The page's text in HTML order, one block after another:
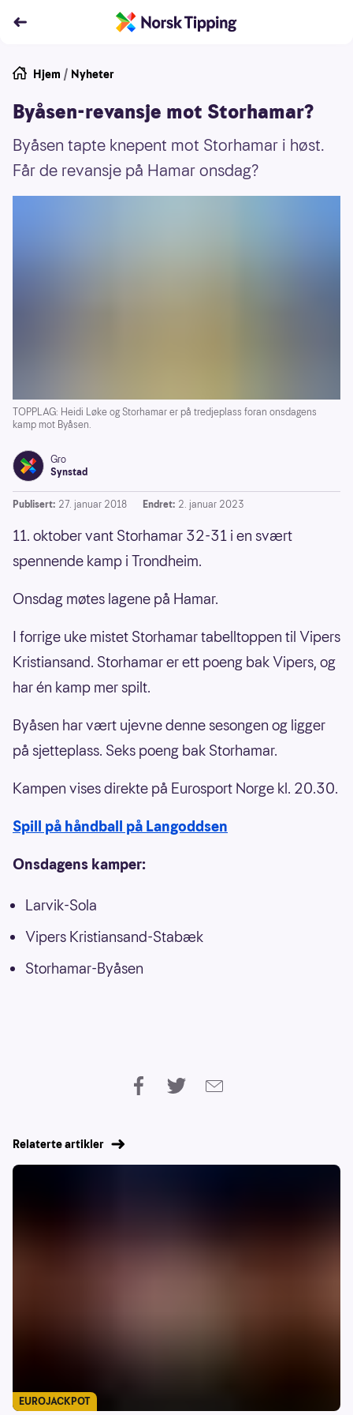
Hjem / Nyheter
Byåsen-revansje mot Storhamar?
Byåsen tapte knepent mot Storhamar i høst.
Får de revansje på Hamar onsdag?
TOPPLAG: Heidi Løke og Storhamar er på tredjeplass foran onsdagens
kamp mot Byåsen.
Gro
Synstad
Publisert: 27. januar 2018 Endret: 2. januar 2023
11. oktober vant Storhamar 32-31 i en svært
spennende kamp i Trondheim.
Onsdag møtes lagene på Hamar.
I forrige uke mistet Storhamar tabelltoppen til Vipers
Kristiansand. Storhamar er ett poeng bak Vipers, og
har én kamp mer spilt.
Byåsen har vært ujevne denne sesongen og ligger
på sjetteplass. Seks poeng bak Storhamar.
Kampen vises direkte på Eurosport Norge kl. 20.30.
Spill på håndball på Langoddsen
Onsdagens kamper:
Larvik-Sola
Vipers Kristiansand-Stabæk
Storhamar-Byåsen
Relaterte artikler
EUROJACKPOT